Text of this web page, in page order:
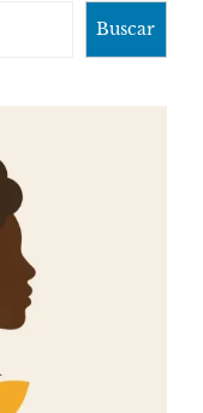
Buscar